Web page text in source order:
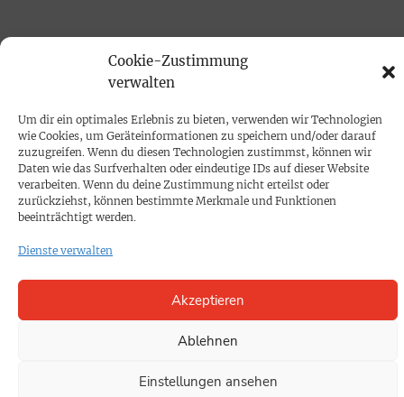
Cookie-Zustimmung
verwalten
Um dir ein optimales Erlebnis zu bieten, verwenden wir Technologien
wie Cookies, um Geräteinformationen zu speichern und/oder darauf
zuzugreifen. Wenn du diesen Technologien zustimmst, können wir
Daten wie das Surfverhalten oder eindeutige IDs auf dieser Website
verarbeiten. Wenn du deine Zustimmung nicht erteilst oder
zurückziehst, können bestimmte Merkmale und Funktionen
beeinträchtigt werden.
Dienste verwalten
Akzeptieren
Ablehnen
Einstellungen ansehen
Mediadaten
PROKOMPAKT
Impressum
SPENDEN
Cookie-Richtlinie